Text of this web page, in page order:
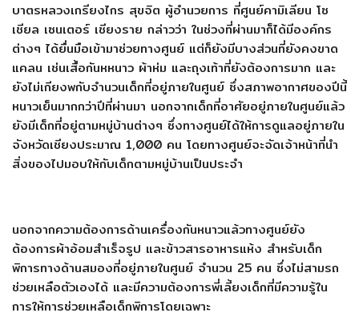
บาตรหลวงเกรียงไกร สุขจิต ผู้อำนวยการ ที่ศูนย์คามิเลียน โซ
เชียล เซนเตอร์ เชียงราย กล่าวว่า ในช่วงที่ผ่านมาก็ได้มีองค์กร
ต่างๆ ได้ยื่นมือเข้ามาช่วยทางศูนย์ แต่ก็ยังมีบางส่วนที่ยังคงขาด
แคลน เช่นเสื้อกันหหนาว ผ้าห่ม และถุงเท้าที่ยังต้องการมาก และ
ยังไม่เกียงพกับจำนวนเด็กที่อยู่ภายในศูนย์ ซึ่งสภาพอากาศของปีนี้
หนาวเย็นมากกว่าปีที่ผ่านมา นอกจากเด็กที่อาศัยอยู่ภายในศูนย์แล้ว
ยังมีเด็กที่อยู่ตามหมู่บ้านต่างๆ ซึ่งทางศูนย์ได้ให้การดูแลอยู่ภายใน
จังหวัดเชียงประมาณ 1,000 คน โดยทางศูนย์จะจัดเจ้าหน้าที่นำ
สิ่งของไปมอบให้กับเด็กตามหมู่บ้านเป็นประจำ
นอกจากความต้องการด้านเครื่องกันหนาวแล้วทางศูนย์ยัง
ต้องการผ้าอ้อมสำเร็จรูป และข้าวสารอาหารแห้ง สำหรับเด็ก
พิการทางด้านสมองที่อยู่ภายในศูนย์ จำนวน 25 คน ซึ่งไม่สามรถ
ช่วยเหลือตัวเองได้ และมีความต้องการพี่เลี้ยงเด็กที่มีความรู้ใน
การให้การช่วยเหลือเด็กพิการโดยเฉพาะ